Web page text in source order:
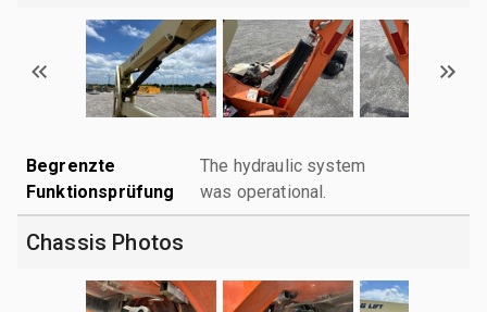
Begrenzte
Funktionsprüfung
The hydraulic system
was operational.
Chassis Photos